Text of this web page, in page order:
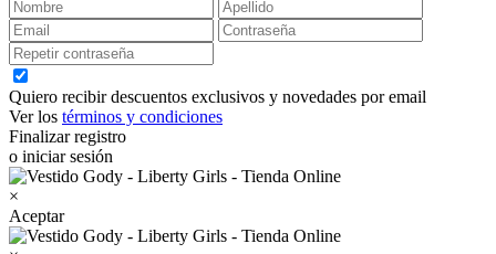
Quiero recibir descuentos exclusivos y novedades por email
Ver los términos y condiciones
Finalizar registro
o iniciar sesión
×
Aceptar